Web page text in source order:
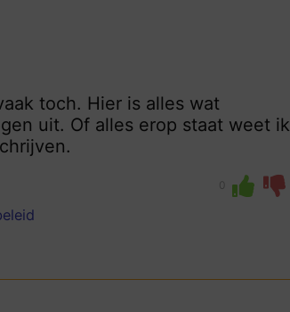
toch. Hier is alles wat
uit. Of alles erop staat weet ik
0